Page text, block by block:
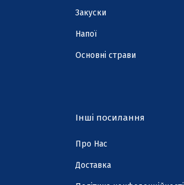
Закуски
Напої
Основні страви
Інші посилання
Про Нас
Доставка